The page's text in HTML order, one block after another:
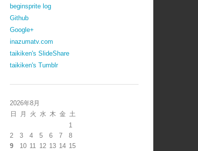
beginsprite log
Github
Google+
inazumatv.com
taikiken's SlideShare
taikiken's Tumblr
2026年8月
日
月 火 水 木 金 土
1
2
3 4 5 6 7
8
9
10 11 12 13 14 15